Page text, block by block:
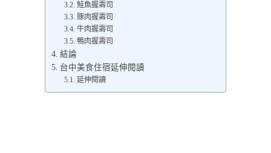
鮭魚握壽司
豚肉握壽司
牛肉握壽司
鴨肉握壽司
結論
台中美食住宿延伸閱讀
延伸閱讀